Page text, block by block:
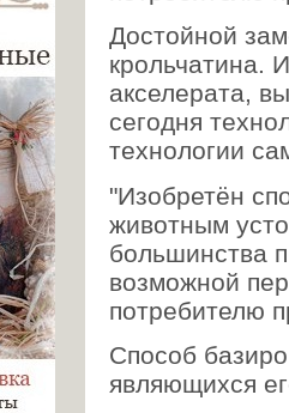
Достойной
крольчатина.
акселерата,
сегодня
технологии
"Изобретён
животным
большинства
возможной
потребителю
Способ
являющихся